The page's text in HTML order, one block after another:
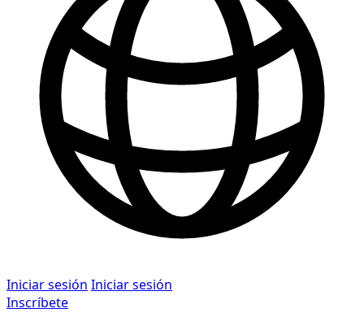
Iniciar sesión Iniciar sesión
Inscríbete